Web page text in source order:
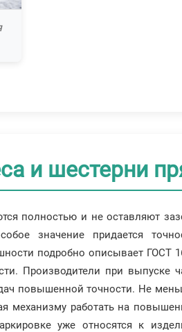
и шестерни
полностью и не оставляют
значение придается
подробно описывает ГОСТ
Производители при выпуске
повышенной точности. Не
механизму работать на
уже относятся к